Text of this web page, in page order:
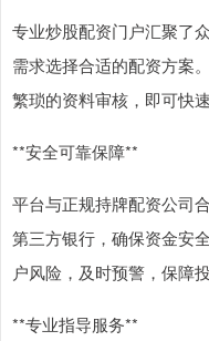
专业炒股配资门户汇聚了
需求选择合适的配资方案
繁琐的资料审核，即可快
**安全可靠保障**
平台与正规持牌配资公司
第三方银行，确保资金安
户风险，及时预警，保障
**专业指导服务**